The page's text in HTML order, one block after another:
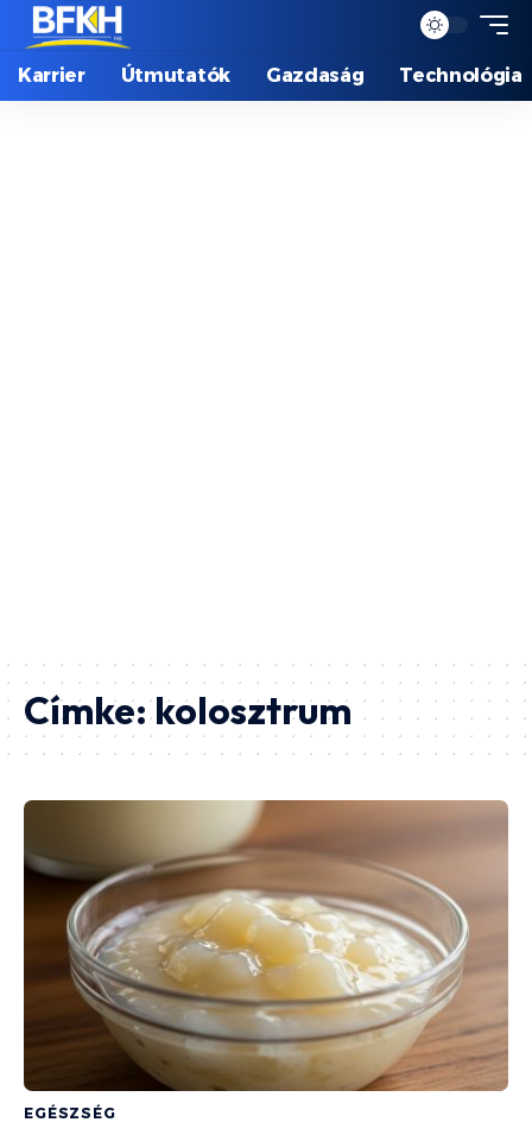
Karrier Útmutatók Gazdaság Technológia
Címke:kolosztrum
EGÉSZSÉG